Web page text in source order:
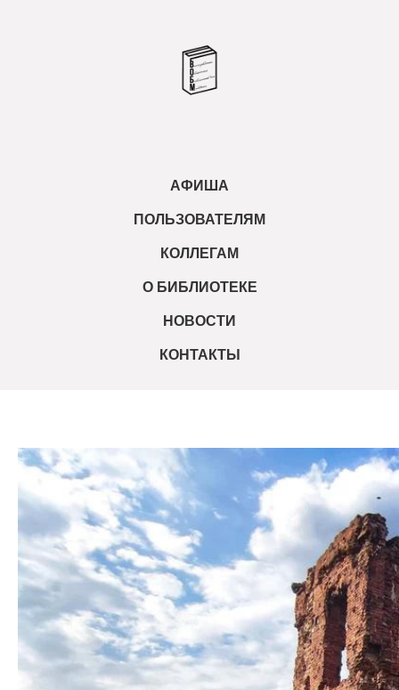
АФИША
ПОЛЬЗОВАТЕЛЯМ
КОЛЛЕГАМ
О БИБЛИОТЕКЕ
НОВОСТИ
КОНТАКТЫ